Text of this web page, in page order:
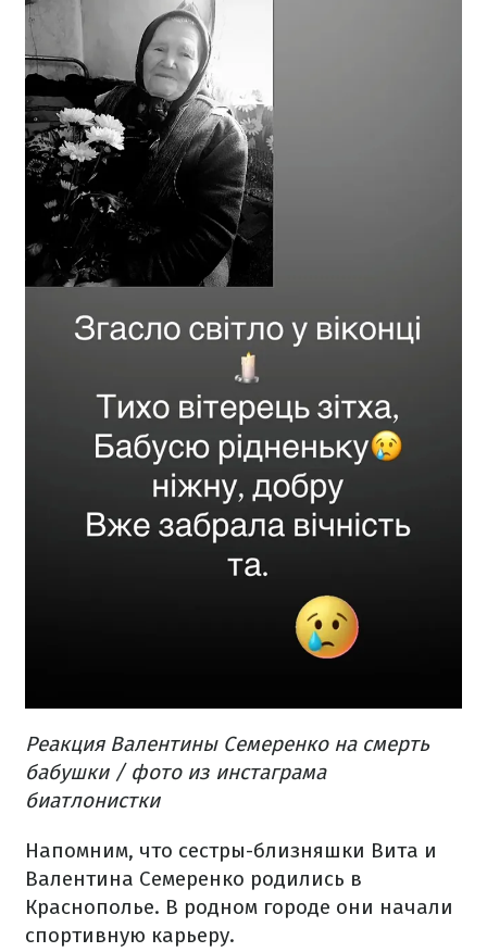
Реакция Валентины Семеренко на смерть
бабушки / фото из инстаграма
биатлонистки
Напомним, что сестры-близняшки Вита и
Валентина Семеренко родились в
Краснополье. В родном городе они начали
спортивную карьеру.